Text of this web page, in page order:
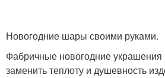
Новогодние шары своими руками.
Фабричные новогодние украшения
заменить теплоту и душевность